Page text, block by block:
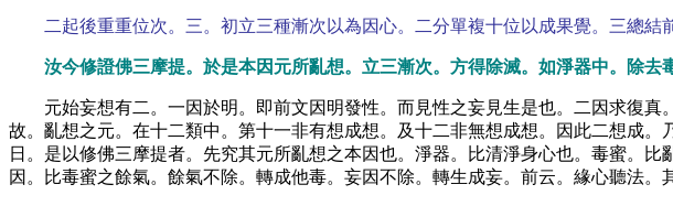
二起後重重位次。三。初立三種漸次以為因心。二分單複十位以成果覺。三總結
汝今修證佛三摩提。於是本因元所亂想。立三漸次。方得除滅。如淨器中。除去
元始妄想有二。一因於明。即前文因明發性。而見性之妄見生是也。二因求復
故。亂想之元。在十二類中。第十一非有想成想。及十二非無想成想。因此二想成
日。是以修佛三摩提者。先究其元所亂想之本因也。淨器。比清淨身心也。毒蜜。
因。比毒蜜之餘氣。餘氣不除。轉成他毒。妄因不除。轉生成妄。前云。緣心聽法